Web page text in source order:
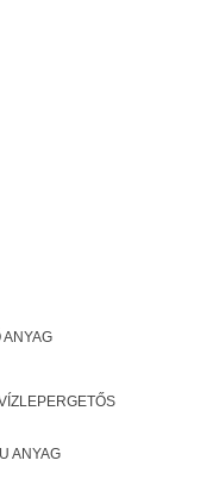
ANYAG
ANYAG